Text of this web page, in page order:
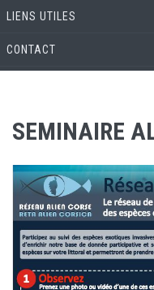
LIENS UTILES
CONTACT
SEMINAIRE